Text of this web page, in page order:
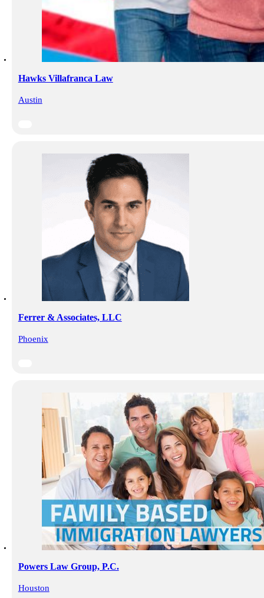
Hawks Villafranca Law
Austin
Ferrer & Associates, LLC
Phoenix
Powers Law Group, P.C.
Houston